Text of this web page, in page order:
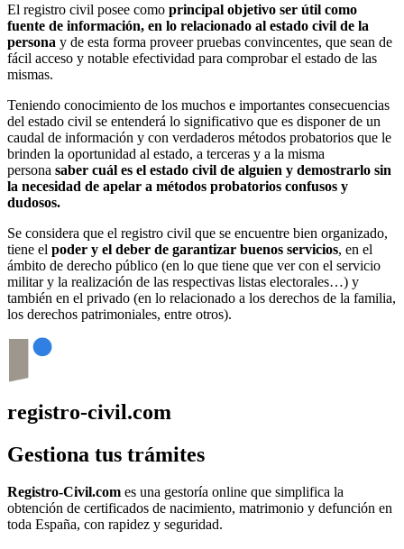
El registro civil posee como principal objetivo ser útil como
fuente de información, en lo relacionado al estado civil de la
persona y de esta forma proveer pruebas convincentes, que sean de
fácil acceso y notable efectividad para comprobar el estado de las
mismas.
Teniendo conocimiento de los muchos e importantes consecuencias
del estado civil se entenderá lo significativo que es disponer de un
caudal de información y con verdaderos métodos probatorios que le
brinden la oportunidad al estado, a terceras y a la misma
persona saber cuál es el estado civil de alguien y demostrarlo sin
la necesidad de apelar a métodos probatorios confusos y
dudosos.
Se considera que el registro civil que se encuentre bien organizado,
tiene el poder y el deber de garantizar buenos servicios, en el
ámbito de derecho público (en lo que tiene que ver con el servicio
militar y la realización de las respectivas listas electorales…) y
también en el privado (en lo relacionado a los derechos de la familia,
los derechos patrimoniales, entre otros).
registro-civil.com
Gestiona tus trámites
Registro-Civil.com es una gestoría online que simplifica la
obtención de certificados de nacimiento, matrimonio y defunción en
toda España, con rapidez y seguridad.